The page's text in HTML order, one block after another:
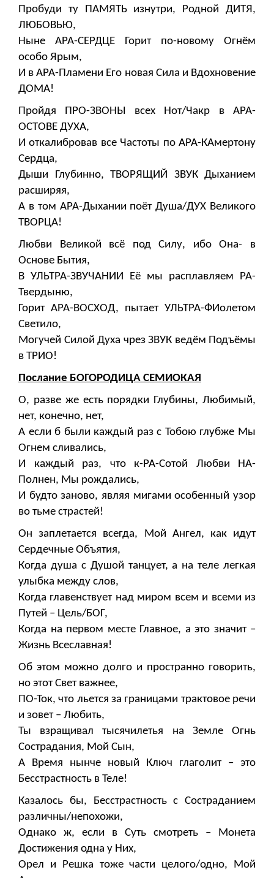
Пробуди ту ПАМЯТЬ изнутри, Родной ДИТЯ,
ЛЮБОВЬЮ,
Ныне АРА-СЕРДЦЕ Горит по-новому Огнём
особо Ярым,
И в АРА-Пламени Его новая Сила и Вдохновение
ДОМА!
Пройдя ПРО-ЗВОНЫ всех Нот/Чакр в АРА-
ОСТОВЕ ДУХА,
И откалибровав все Частоты по АРА-КАмертону
Сердца,
Дыши Глубинно, ТВОРЯЩИЙ ЗВУК Дыханием
расширяя,
А в том АРА-Дыхании поёт Душа/ДУХ Великого
ТВОРЦА!
Любви Великой всё под Силу, ибо Она- в
Основе Бытия,
В УЛЬТРА-ЗВУЧАНИИ Её мы расплавляем РА-
Твердыню,
Горит АРА-ВОСХОД, пытает УЛЬТРА-ФИолетом
Светило,
Могучей Силой Духа чрез ЗВУК ведём Подъёмы
в ТРИО!
Послание БОГОРОДИЦА СЕМИОКАЯ
О, разве же есть порядки Глубины, Любимый,
нет, конечно, нет,
А если б были каждый раз с Тобою глубже Мы
Огнем сливались,
И каждый раз, что к-РА-Сотой Любви НА-
Полнен, Мы рождались,
И будто заново, являя мигами особенный узор
во тьме страстей!
Он заплетается всегда, Мой Ангел, как идут
Сердечные Объятия,
Когда душа с Душой танцует, а на теле легкая
улыбка между слов,
Когда главенствует над миром всем и всеми из
Путей – Цель/БОГ,
Когда на первом месте Главное, а это значит –
Жизнь Всеславная!
Об этом можно долго и пространно говорить,
но этот Свет важнее,
ПО-Ток, что льется за границами трактовое речи
и зовет – Любить,
Ты взращивал тысячилетья на Земле Огнь
Сострадания, Мой Сын,
А Время нынче новый Ключ глаголит – это
Бесстрастность в Теле!
Казалось бы, Бесстрастность с Состраданием
различны/непохожи,
Однако ж, если в Суть смотреть – Монета
Достижения одна у Них,
Орел и Решка тоже части целого/одно, Мой